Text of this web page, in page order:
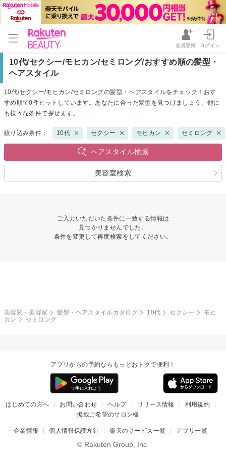
会員登録 ログイン
10代/セクシー/モヒカン/セミロング/おすすめ順の髪型・
ヘアスタイル
10代/セクシー/モヒカン/セミロングの髪型・ヘアスタイルをチェック！おす
すめ順で0件ヒットしています。あなたに合った髪型を見つけましょう。他に
も様々な条件で探せます。
絞り込み条件： 10代 セクシー モヒカン セミロング
ヘアスタイル検索
美容室検索
ご入力いただいた条件に一致する情報は
見つかりませんでした。
条件を変更して再度検索をしてください。
美容院・美容室 髪型・ヘアスタイルカタログ 10代 セクシー
モヒ
カン
セミロング
アプリからの予約ならもっとおトクで便利！
はじめての方へ お問い合わせ ヘルプ リリース情報
利用規約
掲載ご希望のサロン様
企業情報 個人情報保護方針 楽天のサービス一覧 アプリ一覧
© Rakuten Group, Inc.